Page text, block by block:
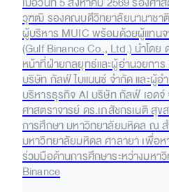
วุฑฒิ รองคณบดีวิทยาลัยนานาชา
ผู้บริหาร MUIC พร้อมด้วยผู้แทน
(Gulf Binance Co., Ltd.) นำโดย
หน้าที่ฝ่ายกลยุทธ์และผู้อำนวยกา
บริษัท กัลฟ์ ไบแนนซ์ จำกัด และผู้อ
บริหารธุรกิจ AI บริษัท กัลฟ์ เอด
ศาสตราจารย์ ดร.เภสัชกรเนติ สุ
การศึกษา มหาวิทยาลัยมหิดล ณ
มหาวิทยาลัยมหิดล ศาลายา เพื่อ
ร่วมมือด้านการศึกษาระหว่างมหา
Binance